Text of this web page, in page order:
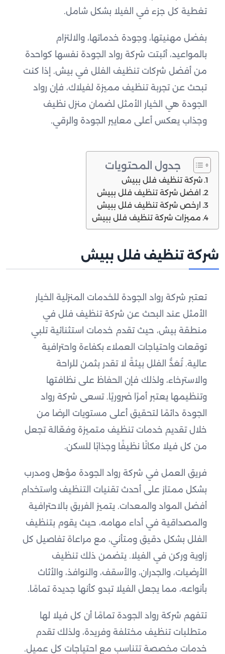
تغطية كل جزء في الفيلا بشكل شامل.
بفضل مهنيتها، وجودة خدماتها، والالتزام
بالمواعيد، أثبتت شركة رواد الجودة نفسها كواحدة
من أفضل شركات تنظيف الفلل في بيش. إذا كنت
تبحث عن تجربة تنظيف مميزة لفيلاك، فإن رواد
الجودة هي الخيار الأمثل لضمان منزل نظيف
وجذاب يعكس أعلى معايير الجودة والرقي.
جدول المحتويات
شركة تنظيف فلل ببيش
افضل شركة تنظيف فلل ببيش
ارخص شركة تنظيف فلل ببيش
مميزات شركة تنظيف فلل ببيش
شركة تنظيف فلل ببيش
تعتبر شركة رواد الجودة للخدمات المنزلية الخيار
الأمثل عند البحث عن شركة تنظيف فلل في
منطقة بيش، حيث تقدم خدمات استثنائية تلبي
توقعات واحتياجات العملاء بكفاءة واحترافية
عالية. تُعَدُّ الفلل بيئةً لا تقدر بثمن للراحة
والاسترخاء، ولذلك فإن الحفاظ على نظافتها
وتنظيمها يعتبر أمرًا ضروريًا. تسعى شركة رواد
الجودة دائمًا لتحقيق أعلى مستويات الرضا من
خلال تقديم خدمات تنظيف متميزة وفعّالة تجعل
من كل فيلا مكانًا نظيفًا وجذابًا للسكن.
فريق العمل في شركة رواد الجودة مؤهل ومدرب
بشكل ممتاز على أحدث تقنيات التنظيف واستخدام
أفضل المواد والمعدات. يتميز الفريق بالاحترافية
والمصداقية في أداء مهامه، حيث يقوم بتنظيف
الفلل بشكل دقيق ومتأني، مع مراعاة تفاصيل كل
زاوية وركن في الفيلا. يتضمن ذلك تنظيف
الأرضيات، والجدران، والأسقف، والنوافذ، والأثاث
بأنواعه، مما يجعل الفيلا تبدو كأنها جديدة تمامًا.
تتفهم شركة رواد الجودة تمامًا أن كل فيلا لها
متطلبات تنظيف مختلفة وفريدة، ولذلك تقدم
خدمات مخصصة تتناسب مع احتياجات كل عميل.